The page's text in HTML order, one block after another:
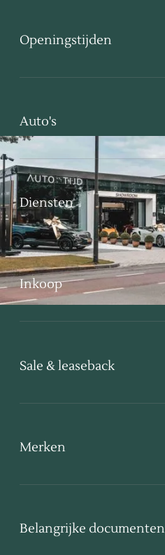
Openingstijden
Auto's
Diensten
Inkoop
Sale & leaseback
Merken
Belangrijke documenten